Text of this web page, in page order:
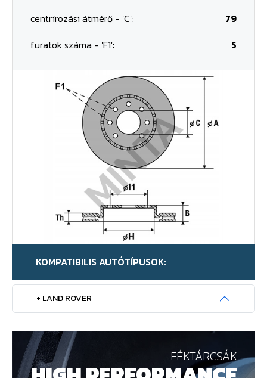
centrírozási átmérő - 'C':
79
furatok száma - 'F1':
5
KOMPATIBILIS AUTÓTÍPUSOK:
+ LAND ROVER
FÉKTÁRCSÁK